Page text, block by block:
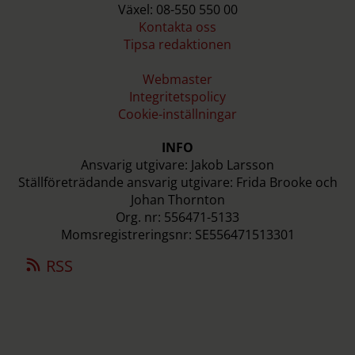
Växel: 08-550 550 00
Kontakta oss
Tipsa redaktionen
Webmaster
Integritetspolicy
Cookie-inställningar
INFO
Ansvarig utgivare: Jakob Larsson
Ställföreträdande ansvarig utgivare: Frida Brooke och
Johan Thornton
Org. nr: 556471-5133
Momsregistreringsnr: SE556471513301
RSS